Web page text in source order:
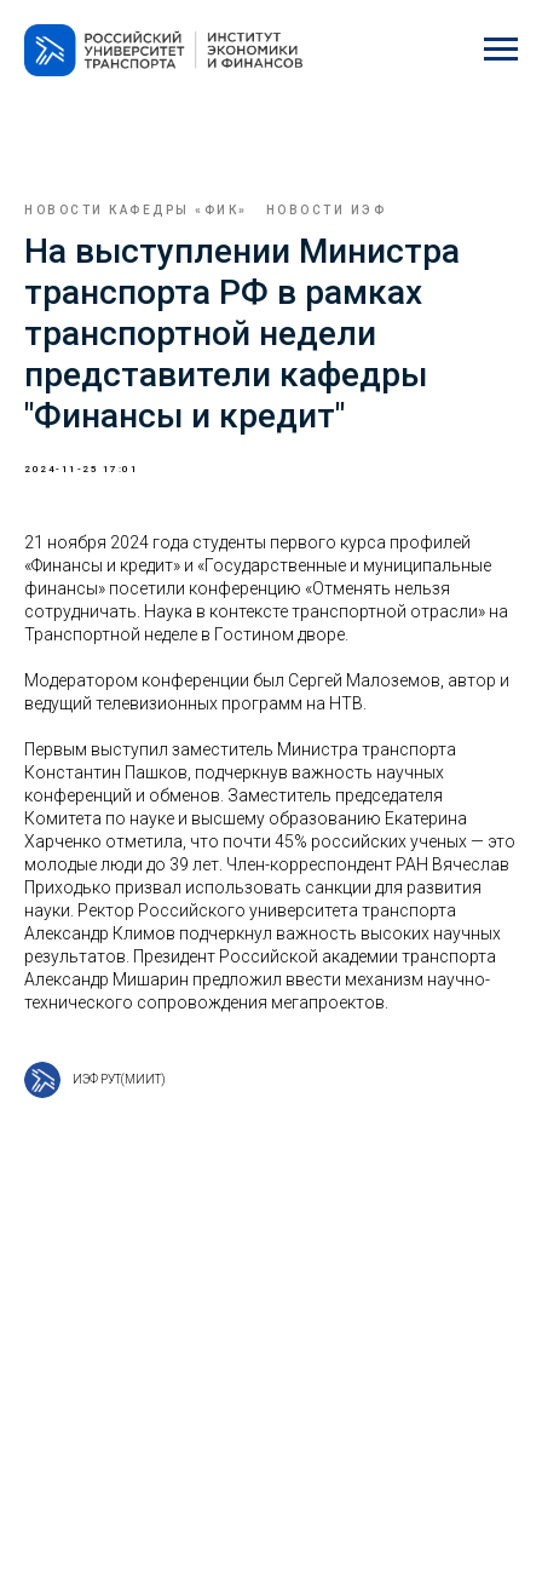
НОВОСТИ КАФЕДРЫ «ФИК» НОВОСТИ ИЭФ
На выступлении Министра
транспорта РФ в рамках
транспортной недели
представители кафедры
"Финансы и кредит"
2024-11-25 17:01
21 ноября 2024 года студенты первого курса профилей
«Финансы и кредит» и «Государственные и муниципальные
финансы» посетили конференцию «Отменять нельзя
сотрудничать. Наука в контексте транспортной отрасли» на
Транспортной неделе в Гостином дворе.
Модератором конференции был Сергей Малоземов, автор и
ведущий телевизионных программ на НТВ.
Первым выступил заместитель Министра транспорта
Константин Пашков, подчеркнув важность научных
конференций и обменов. Заместитель председателя
Комитета по науке и высшему образованию Екатерина
Харченко отметила, что почти 45% российских ученых — это
молодые люди до 39 лет. Член-корреспондент РАН Вячеслав
Приходько призвал использовать санкции для развития
науки. Ректор Российского университета транспорта
Александр Климов подчеркнул важность высоких научных
результатов. Президент Российской академии транспорта
Александр Мишарин предложил ввести механизм научно-
технического сопровождения мегапроектов.
ИЭФ РУТ(МИИТ)